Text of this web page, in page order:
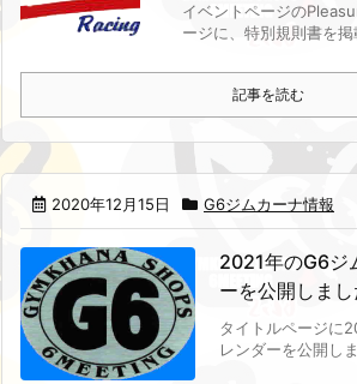
イベントページの
ージに、特別規則書を
記事を読む
2020年12月15日 G6ジムカーナ情報
2021年のG6ジ
ーを公開しまし
タイトルページに
レンダーを公開しま